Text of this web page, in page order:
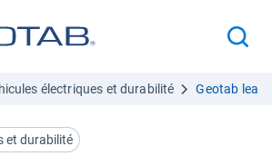
électriques et durabilité Geotab
et durabilité